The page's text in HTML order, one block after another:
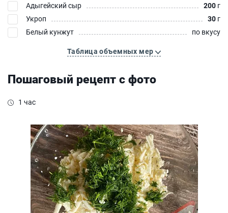
Адыгейский сыр
200 г
Укроп
30 г
Белый кунжут
по вкусу
Таблица объемных мер
Пошаговый рецепт с фото
1 час